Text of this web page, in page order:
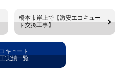
橋本市岸上で【激安エコキュー
ト交換工事】
キュート
実績一覧